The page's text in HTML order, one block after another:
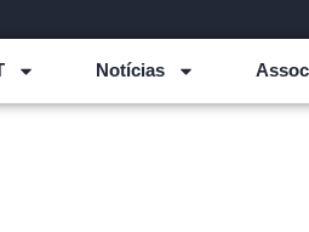
Notícias